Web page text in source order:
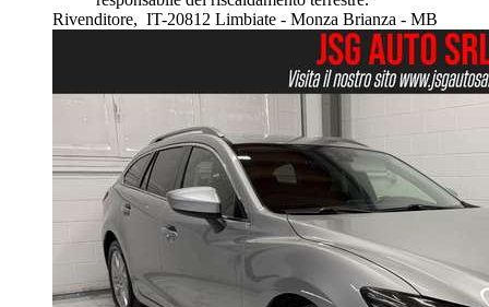
Rivenditore, IT-20812 Limbiate - Monza Brianza - MB